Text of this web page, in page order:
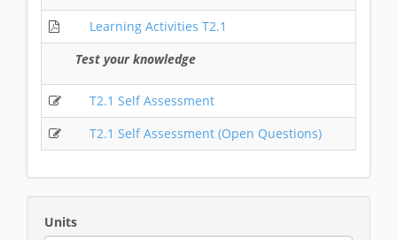
Learning Activities T2.1
Test your knowledge
T2.1 Self Assessment
T2.1 Self Assessment (Open Questions)
Units